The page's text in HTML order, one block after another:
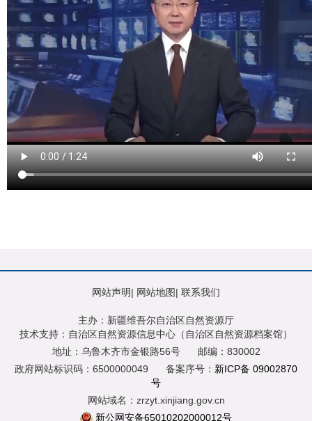
网站声明| 网站地图| 联系我们
主办：新疆维吾尔自治区自然资源厅
技术支持：自治区自然资源信息中心（自治区自然资源档案馆）
地址：乌鲁木齐市金银路56号
邮编：830002
政府网站标识码：6500000049
备案序号： 新ICP备 09002870
号
网站域名：zrzyt.xinjiang.gov.cn
新公网安备65010202000012号